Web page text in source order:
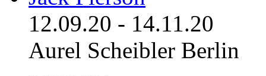
12.09.20 - 14.11.20
Aurel Scheibler Berlin